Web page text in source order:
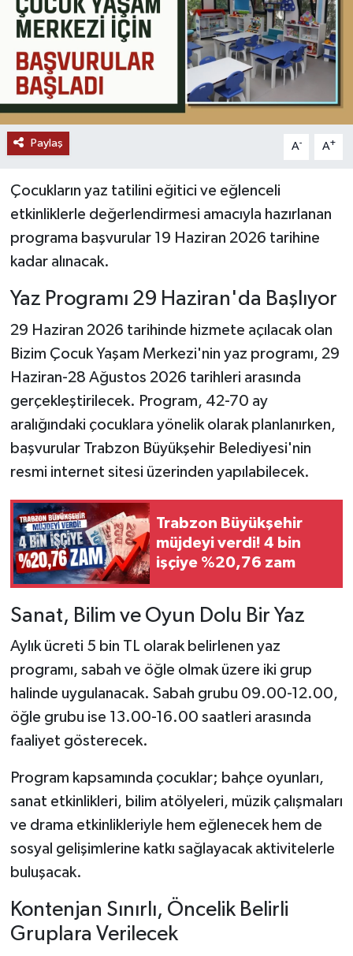
Paylaş A- A+
Çocukların yaz tatilini eğitici ve eğlenceli
etkinliklerle değerlendirmesi amacıyla hazırlanan
programa başvurular 19 Haziran 2026 tarihine
kadar alınacak.
Yaz Programı 29 Haziran'da Başlıyor
29 Haziran 2026 tarihinde hizmete açılacak olan
Bizim Çocuk Yaşam Merkezi'nin yaz programı, 29
Haziran-28 Ağustos 2026 tarihleri arasında
gerçekleştirilecek. Program, 42-70 ay
aralığındaki çocuklara yönelik olarak planlanırken,
başvurular Trabzon Büyükşehir Belediyesi'nin
resmi internet sitesi üzerinden yapılabilecek.
Trabzon Büyükşehir
müjdeyi verdi! 4 bin
işçiye %20,76 zam
Sanat, Bilim ve Oyun Dolu Bir Yaz
Aylık ücreti 5 bin TL olarak belirlenen yaz
programı, sabah ve öğle olmak üzere iki grup
halinde uygulanacak. Sabah grubu 09.00-12.00,
öğle grubu ise 13.00-16.00 saatleri arasında
faaliyet gösterecek.
Program kapsamında çocuklar; bahçe oyunları,
sanat etkinlikleri, bilim atölyeleri, müzik çalışmaları
ve drama etkinlikleriyle hem eğlenecek hem de
sosyal gelişimlerine katkı sağlayacak aktivitelerle
buluşacak.
Kontenjan Sınırlı, Öncelik Belirli
Gruplara Verilecek